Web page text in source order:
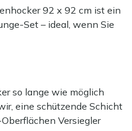
92 x 92 cm ist ein
Set – ideal, wenn Sie
Tag Ruhe, oder nutzen
wenn spontan
Mit dem passenden
bequem, und er fügt
ein. Dank
er auch mühelos als
so lange wie möglich
eine schützende Schicht
Versiegler